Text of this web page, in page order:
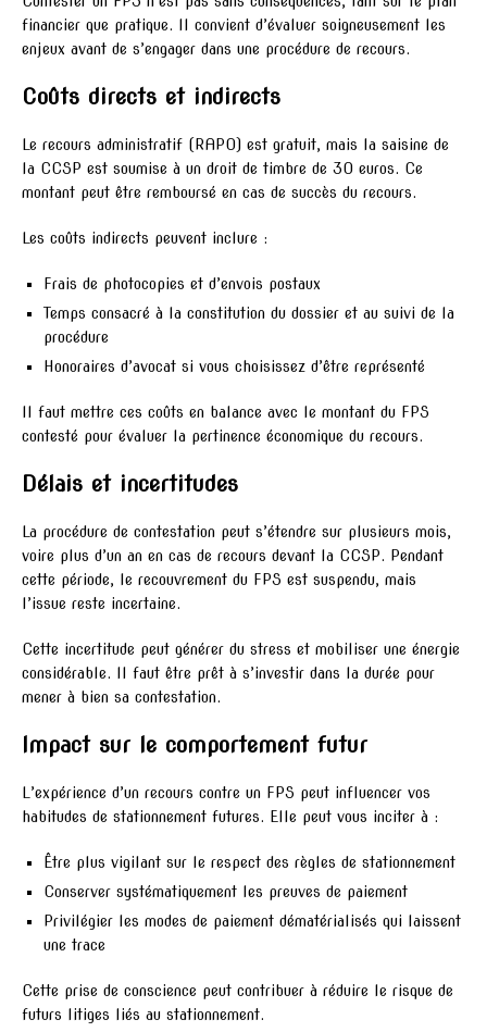
financier que pratique. Il convient d’évaluer soigneusement les
enjeux avant de s’engager dans une procédure de recours.
Coûts directs et indirects
Le recours administratif (RAPO) est gratuit, mais la saisine de
la CCSP est soumise à un droit de timbre de 30 euros. Ce
montant peut être remboursé en cas de succès du recours.
Les coûts indirects peuvent inclure :
Frais de photocopies et d’envois postaux
Temps consacré à la constitution du dossier et au suivi de la
procédure
Honoraires d’avocat si vous choisissez d’être représenté
Il faut mettre ces coûts en balance avec le montant du FPS
contesté pour évaluer la pertinence économique du recours.
Délais et incertitudes
La procédure de contestation peut s’étendre sur plusieurs mois,
voire plus d’un an en cas de recours devant la CCSP. Pendant
cette période, le recouvrement du FPS est suspendu, mais
l’issue reste incertaine.
Cette incertitude peut générer du stress et mobiliser une énergie
considérable. Il faut être prêt à s’investir dans la durée pour
mener à bien sa contestation.
Impact sur le comportement futur
L’expérience d’un recours contre un FPS peut influencer vos
habitudes de stationnement futures. Elle peut vous inciter à :
Être plus vigilant sur le respect des règles de stationnement
Conserver systématiquement les preuves de paiement
Privilégier les modes de paiement dématérialisés qui laissent
une trace
Cette prise de conscience peut contribuer à réduire le risque de
futurs litiges liés au stationnement.